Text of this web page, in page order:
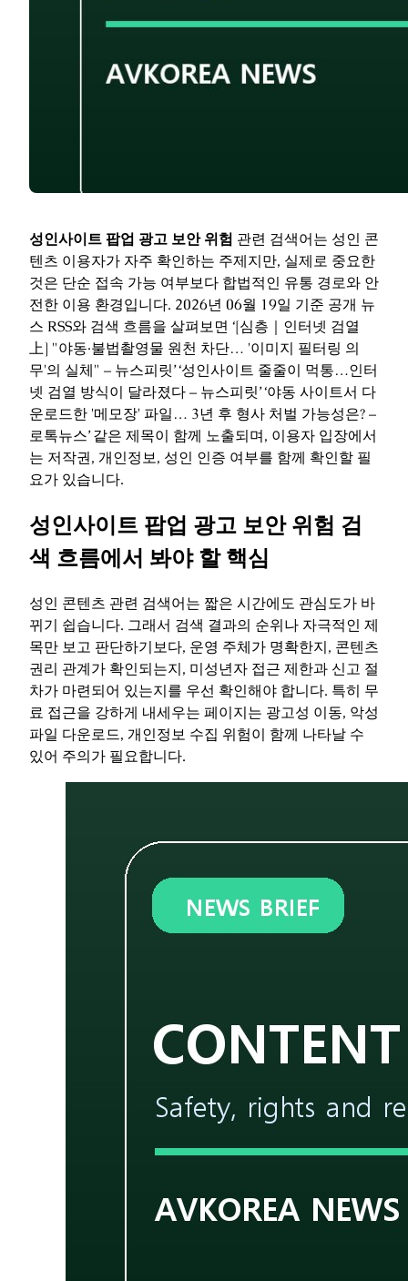
성인사이트 팝업 광고 보안 위험 관련 검색어는 성인 콘
텐츠 이용자가 자주 확인하는 주제지만, 실제로 중요한
것은 단순 접속 가능 여부보다 합법적인 유통 경로와 안
전한 이용 환경입니다. 2026년 06월 19일 기준 공개 뉴
스 RSS와 검색 흐름을 살펴보면 ‘[심층｜인터넷 검열
上] "야동·불법촬영물 원천 차단… '이미지 필터링 의
무'의 실체" – 뉴스피릿’ ‘성인사이트 줄줄이 먹통…인터
넷 검열 방식이 달라졌다 – 뉴스피릿’ ‘야동 사이트서 다
운로드한 '메모장' 파일… 3년 후 형사 처벌 가능성은? –
로톡뉴스’ 같은 제목이 함께 노출되며, 이용자 입장에서
는 저작권, 개인정보, 성인 인증 여부를 함께 확인할 필
요가 있습니다.
성인사이트 팝업 광고 보안 위험 검
색 흐름에서 봐야 할 핵심
성인 콘텐츠 관련 검색어는 짧은 시간에도 관심도가 바
뀌기 쉽습니다. 그래서 검색 결과의 순위나 자극적인 제
목만 보고 판단하기보다, 운영 주체가 명확한지, 콘텐츠
권리 관계가 확인되는지, 미성년자 접근 제한과 신고 절
차가 마련되어 있는지를 우선 확인해야 합니다. 특히 무
료 접근을 강하게 내세우는 페이지는 광고성 이동, 악성
파일 다운로드, 개인정보 수집 위험이 함께 나타날 수
있어 주의가 필요합니다.